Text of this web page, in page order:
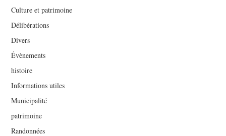
Culture et patrimoine
Délibérations
Divers
Évènements
histoire
Informations utiles
Municipalité
patrimoine
Randonnées